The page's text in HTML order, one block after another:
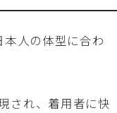
人の体型に合わ
され、着用者に快